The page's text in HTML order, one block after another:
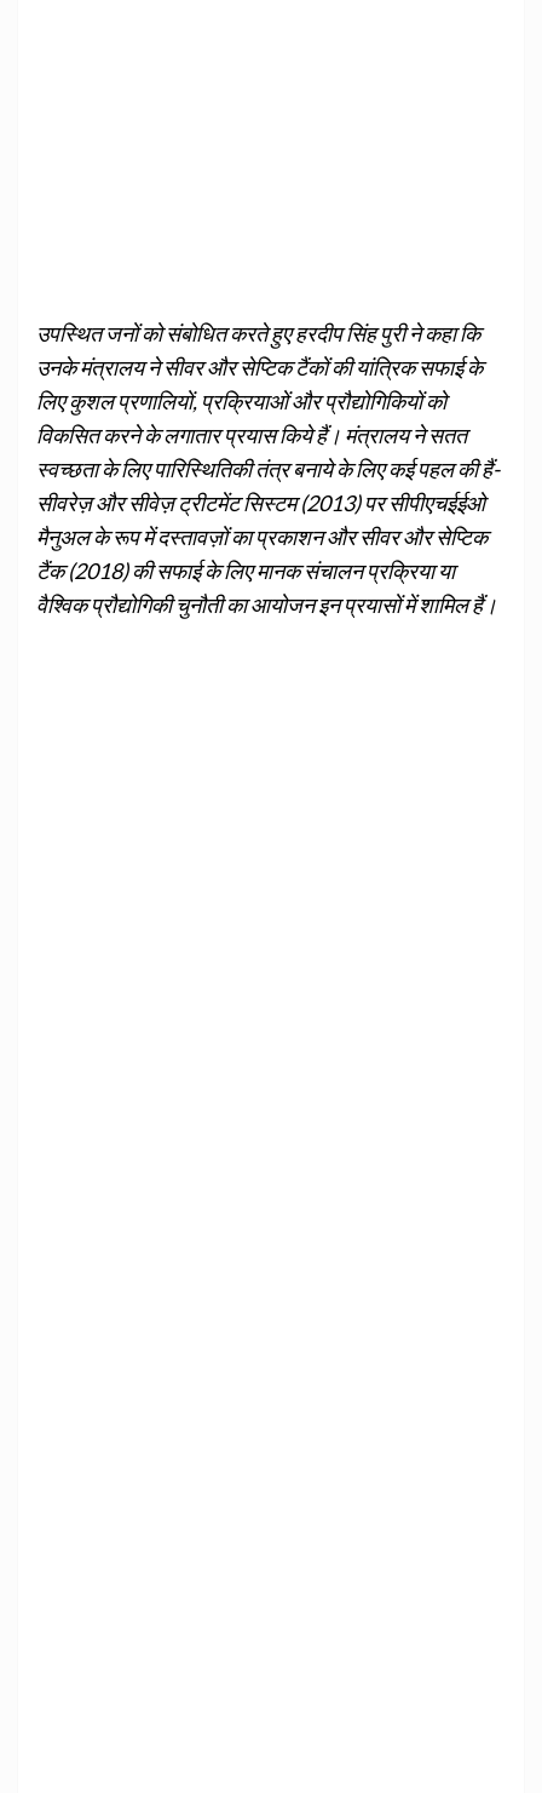
उपस्थित जनों को संबोधित करते हुए हरदीप सिंह पुरी ने कहा कि
उनके मंत्रालय ने सीवर और सेप्टिक टैंकों की यांत्रिक सफाई के
लिए कुशल प्रणालियों, प्रक्रियाओं और प्रौद्योगिकियों को
विकसित करने के लगातार प्रयास किये हैं। मंत्रालय ने सतत
स्‍वच्‍छता के लिए पारिस्थितिकी तंत्र बनाये के लिए कई पहल की हैं-
सीवरेज़ और सीवेज़ ट्रीटमेंट सिस्‍टम (2013) पर सीपीएचईईओ
मैनुअल के रूप में दस्‍तावज़ों का प्रकाशन और सीवर और सेप्टिक
टैंक (2018) की सफाई के लिए मानक संचालन प्रक्रिया या
वैश्विक प्रौद्योगिकी चुनौती का आयोजन इन प्रयासों में शामिल हैं।